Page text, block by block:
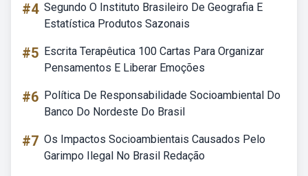
#4 Segundo O Instituto Brasileiro De Geografia E
Estatística Produtos Sazonais
#5 Escrita Terapêutica 100 Cartas Para Organizar
Pensamentos E Liberar Emoções
#6 Política De Responsabilidade Socioambiental Do
Banco Do Nordeste Do Brasil
#7 Os Impactos Socioambientais Causados Pelo
Garimpo Ilegal No Brasil Redação